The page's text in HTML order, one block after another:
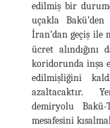
edilmiş bir
uçakla
İran’dan geçiş ile
ücret alındığını
koridorunda inşa
edilmişliğini
azaltacaktır.
demiryolu Bakü-
mesafesini